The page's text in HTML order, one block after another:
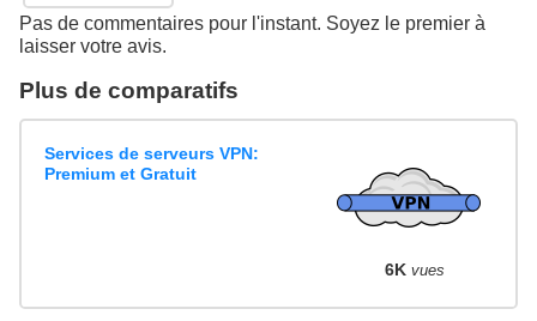
Pas de commentaires pour l'instant. Soyez le premier à
laisser votre avis.
Plus de comparatifs
Services de serveurs VPN:
Premium et Gratuit
6K vues